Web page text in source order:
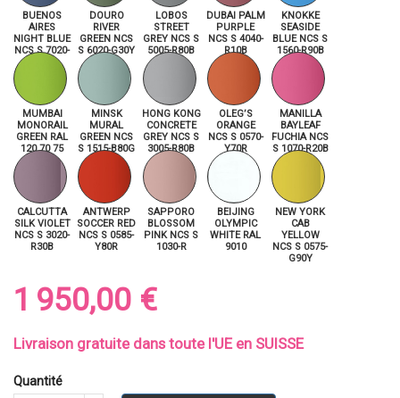
BUENOS
AIRES
NIGHT BLUE
NCS S 7020-
DOURO
RIVER
GREEN NCS
S 6020-G30Y
LOBOS
STREET
GREY NCS S
5005-R80B
DUBAI PALM
PURPLE
NCS S 4040-
R10B
KNOKKE
SEASIDE
BLUE NCS S
1560-R90B
MUMBAI
MONORAIL
GREEN RAL
120 70 75
MINSK
MURAL
GREEN NCS
S 1515-B80G
HONG KONG
CONCRETE
GREY NCS S
3005-R80B
OLEG’S
ORANGE
NCS S 0570-
Y70R
MANILLA
BAYLEAF
FUCHIA NCS
S 1070-R20B
CALCUTTA
SILK VIOLET
NCS S 3020-
R30B
ANTWERP
SOCCER RED
NCS S 0585-
Y80R
SAPPORO
BLOSSOM
PINK NCS S
1030-R
BEIJING
OLYMPIC
WHITE RAL
9010
NEW YORK
CAB
YELLOW
NCS S 0575-
G90Y
1 950,00 €
Livraison gratuite dans toute l'UE en SUISSE
Quantité